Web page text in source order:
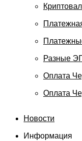
Разные
Оплата
Оплата
Новости
Информация